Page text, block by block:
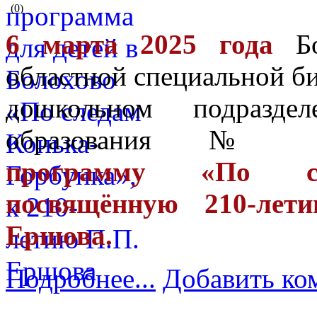
(0)
6 марта 2025 года
областной специальной
дошкольном
программу «По
посвящённую 210-
Ершова.
Подробнее... Добавить